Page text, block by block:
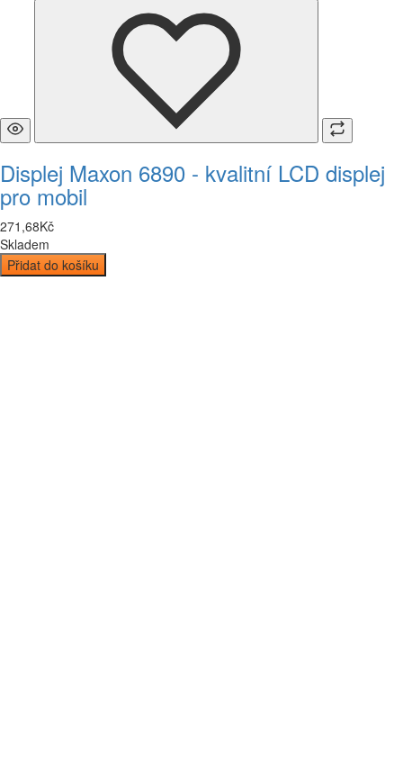
Displej Maxon 6890 - kvalitní LCD displej
pro mobil
271 ,68Kč
Skladem
Přidat do košíku